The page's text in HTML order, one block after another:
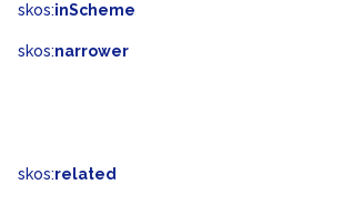
skos:inScheme
skos:narrower
skos:related